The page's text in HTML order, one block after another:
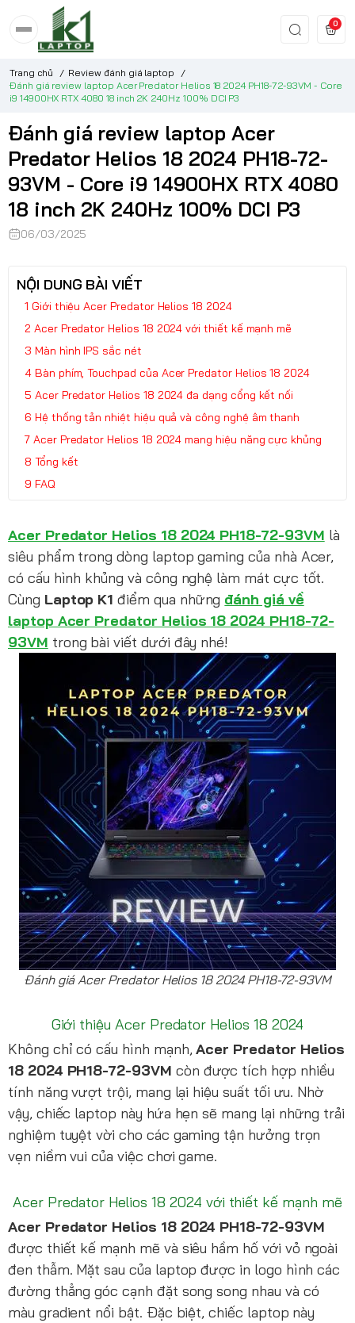
0
Trang chủ / Review đánh giá laptop
/
Đánh giá review laptop Acer Predator Helios 18 2024 PH18-72-93VM - Core
i9 14900HX RTX 4080 18 inch 2K 240Hz 100% DCI P3
Đánh giá review laptop Acer
Predator Helios 18 2024 PH18-72-
93VM - Core i9 14900HX RTX 4080
18 inch 2K 240Hz 100% DCI P3
06/03/2025
NỘI DUNG BÀI VIẾT
Giới thiệu Acer Predator Helios 18 2024
Acer Predator Helios 18 2024 với thiết kế mạnh mẽ
Màn hình IPS sắc nét
Bàn phím, Touchpad của Acer Predator Helios 18 2024
Acer Predator Helios 18 2024 đa dạng cổng kết nối
Hệ thống tản nhiệt hiệu quả và công nghệ âm thanh
Acer Predator Helios 18 2024 mang hiệu năng cực khủng
Tổng kết
FAQ
Acer Predator Helios 18 2024 PH18-72-93VM là
siêu phẩm trong dòng laptop gaming của nhà Acer,
có cấu hình khủng và công nghệ làm mát cực tốt.
Cùng Laptop K1 điểm qua những đánh giá về
laptop Acer Predator Helios 18 2024 PH18-72-
93VM trong bài viết dưới đây nhé!
Đánh giá Acer Predator Helios 18 2024 PH18-72-93VM
Giới thiệu Acer Predator Helios 18 2024
Không chỉ có cấu hình mạnh,Acer Predator Helios
18 2024 PH18-72-93VM còn được tích hợp nhiều
tính năng vượt trội, mang lại hiệu suất tối ưu. Nhờ
vậy, chiếc laptop này hứa hẹn sẽ mang lại những trải
nghiệm tuyệt vời cho các gaming tận hưởng trọn
vẹn niềm vui của việc chơi game.
Acer Predator Helios 18 2024 với thiết kế mạnh mẽ
Acer Predator Helios 18 2024 PH18-72-93VM
được thiết kế mạnh mẽ và siêu hầm hố với vỏ ngoài
đen thẫm. Mặt sau của laptop được in logo hình các
đường thẳng góc cạnh đặt song song nhau và có
màu gradient nổi bật. Đặc biệt, chiếc laptop này